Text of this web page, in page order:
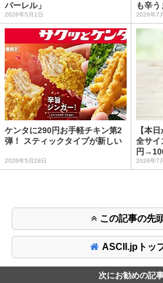
バーレル」
2026年5月1日
も辛う
2026年7
ケンタに290円お手軽チキン第2
弾！ スティックタイプが新しい
2026年5月28日
【本
全サイ
円
2026年7
この記事の先
ASCII.jpトッ
次にお勧めの記